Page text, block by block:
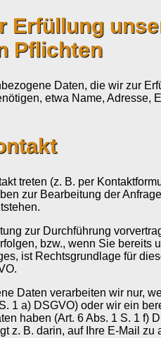
Erfüllung
Pflichten
Daten, die wir zur
etwa Name, Adresse,
treten (z. B. per
zur Bearbeitung der
zur Durchführung
bzw., wenn Sie bereits
ist Rechtsgrundlage für
Daten verarbeiten wir nur,
1 a) DSGVO) oder wir ein
haben (Art. 6 Abs. 1 S. 1 f)
z. B. darin, auf Ihre E-Mail zu